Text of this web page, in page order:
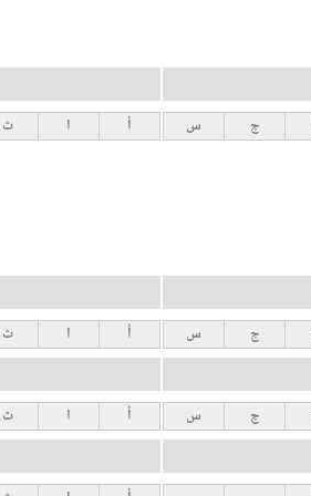
ج س أ ا ث
ج س أ ا ث
ج س أ ا ث